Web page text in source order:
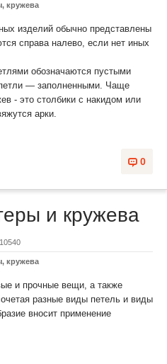
кружева
изделий обычно представлены
справа налево, если нет иных
обозначаются пустыми
— заполненными. Чаще
- это столбики с накидом или
арки.
0
и кружева
10540
кружева
и прочные вещи, а также
разные виды петель и виды
вносит применение